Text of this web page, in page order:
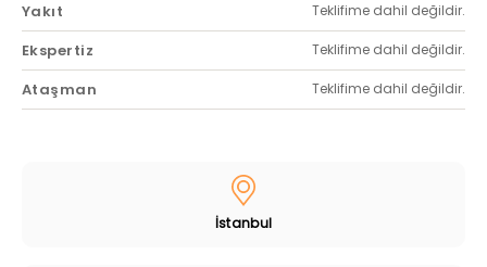
Yakıt Teklifime dahil değildir.
Ekspertiz Teklifime dahil değildir.
Ataşman Teklifime dahil değildir.
İstanbul